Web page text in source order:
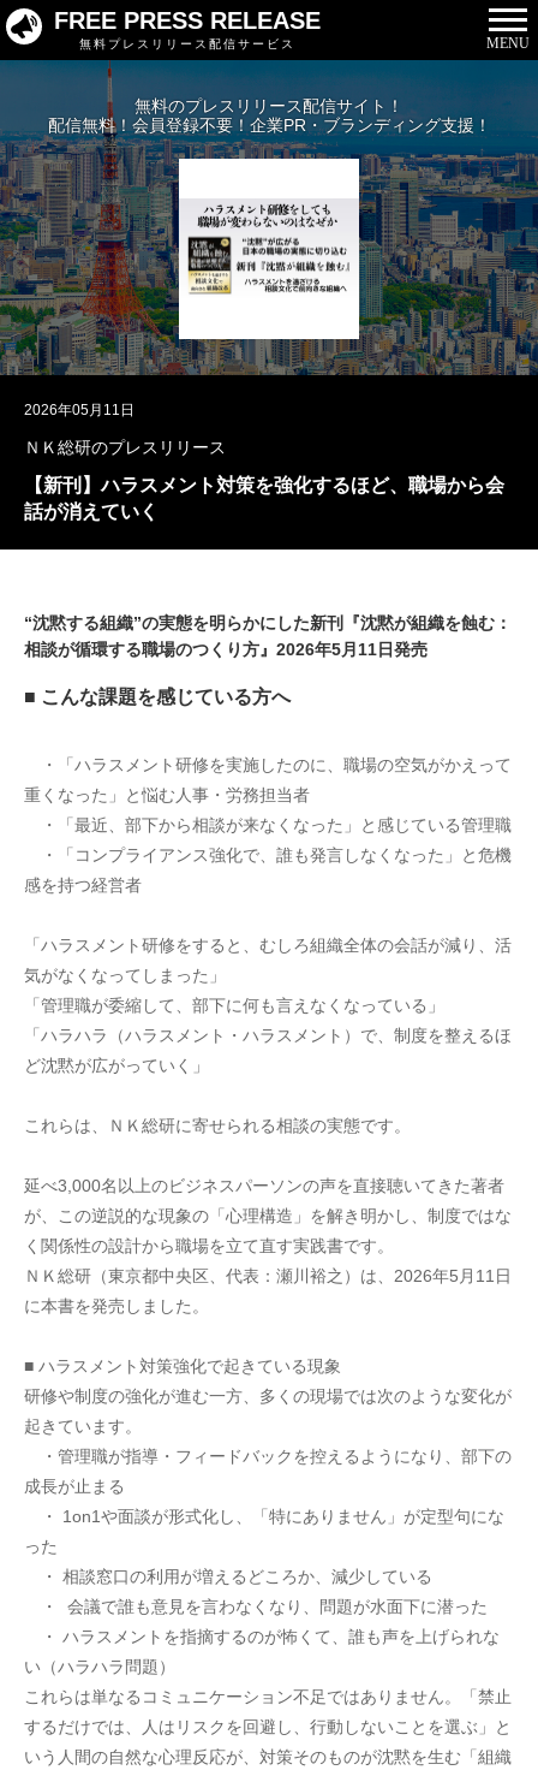
FREE PRESS RELEASE
無料プレスリリース配信サービス MENU
無料のプレスリリース配信サイト！
配信無料！会員登録不要！企業PR・ブランディング支援！
2026年05月11日
ＮＫ総研のプレスリリース
【新刊】ハラスメント対策を強化するほど、職場から会
話が消えていく
“沈黙する組織”の実態を明らかにした新刊『沈黙が組織を蝕む：
相談が循環する職場のつくり方』2026年5月11日発売
■ こんな課題を感じている方へ
・「ハラスメント研修を実施したのに、職場の空気がかえって
重くなった」と悩む人事・労務担当者
・「最近、部下から相談が来なくなった」と感じている管理職
・「コンプライアンス強化で、誰も発言しなくなった」と危機
感を持つ経営者
「ハラスメント研修をすると、むしろ組織全体の会話が減り、活
気がなくなってしまった」
「管理職が委縮して、部下に何も言えなくなっている」
「ハラハラ（ハラスメント・ハラスメント）で、制度を整えるほ
ど沈黙が広がっていく」
これらは、ＮＫ総研に寄せられる相談の実態です。
延べ3,000名以上のビジネスパーソンの声を直接聴いてきた著者
が、この逆説的な現象の「心理構造」を解き明かし、制度ではな
く関係性の設計から職場を立て直す実践書です。
ＮＫ総研（東京都中央区、代表：瀬川裕之）は、2026年5月11日
に本書を発売しました。
■ ハラスメント対策強化で起きている現象
研修や制度の強化が進む一方、多くの現場では次のような変化が
起きています。
・管理職が指導・フィードバックを控えるようになり、部下の
成長が止まる
・ 1on1や面談が形式化し、「特にありません」が定型句にな
った
・ 相談窓口の利用が増えるどころか、減少している
・  会議で誰も意見を言わなくなり、問題が水面下に潜った
・ ハラスメントを指摘するのが怖くて、誰も声を上げられな
い（ハラハラ問題）
これらは単なるコミュニケーション不足ではありません。「禁止
するだけでは、人はリスクを回避し、行動しないことを選ぶ」と
いう人間の自然な心理反応が、対策そのものが沈黙を生む「組織